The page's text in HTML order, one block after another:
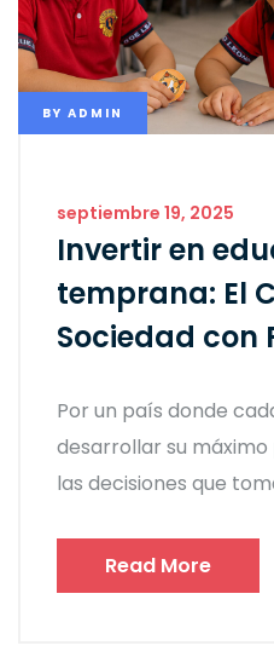
BY ADMIN
septiembre 19, 2025
Invertir en
temprana: El
Sociedad con
Por un país donde
desarrollar su
las decisiones que
Read More